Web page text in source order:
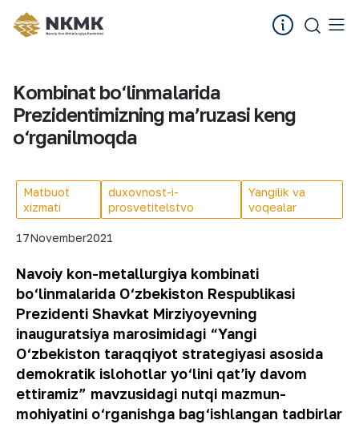
Kombinat bo‘linmalarida
Prezidentimizning maʼruzasi keng
o‘rganilmoqda
Matbuot
xizmati
duxovnost-i-
prosvetitelstvo
Yangilik va
voqealar
17November2021
Navoiy kon-metallurgiya kombinati
bo‘linmalarida O‘zbekiston Respublikasi
Prezidenti Shavkat Mirziyoyevning
inauguratsiya marosimidagi “Yangi
O‘zbekiston taraqqiyot strategiyasi asosida
demokratik islohotlar yo‘lini qatʼiy davom
ettiramiz” mavzusidagi nutqi mazmun-
mohiyatini o‘rganishga bag‘ishlangan tadbirlar